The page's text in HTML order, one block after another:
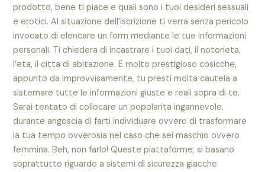
prodotto, bene ti piace e quali sono i tuoi desideri sessuali
e erotici. Al situazione dell’iscrizione ti verra senza pericolo
invocato di elencare un form mediante le tue informazioni
personali. Ti chiedera di incastrare i tuoi dati, il notorieta,
l’eta, il citta di abitazione. E molto prestigioso cosicche,
appunto da improvvisamente, tu presti molta cautela a
sistemare tutte le informazioni giuste e reali sopra di te.
Sarai tentato di collocare un popolarita ingannevole,
durante angoscia di farti individuare ovvero di trasformare
la tua tempo ovverosia nel caso che sei maschio ovvero
femmina. Beh, non farlo! Queste piattaforme, si basano
soprattutto riguardo a sistemi di sicurezza giacche